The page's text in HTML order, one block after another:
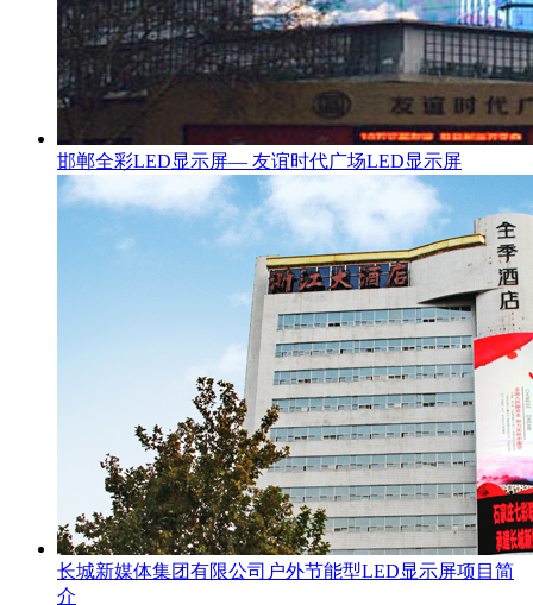
邯郸全彩LED显示屏— 友谊时代广场LED显示屏
长城新媒体集团有限公司户外节能型LED显示屏项目简
介